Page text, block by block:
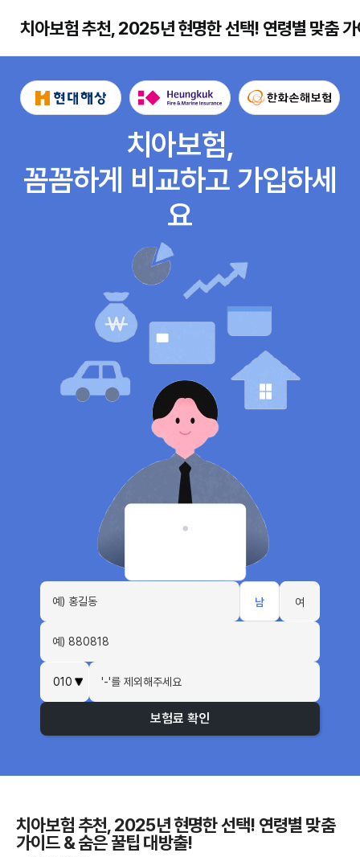
치아보험 추천, 2025년 현명한 선택! 연령별 맞춤
치아보험,
꼼꼼하게 비교하고 가입하세
요
남 여
보험료 확인
치아보험 추천, 2025년 현명한 선택! 연령별 맞춤
가이드 & 숨은 꿀팁 대방출!